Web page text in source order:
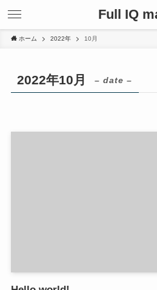
Full IQ
ホーム 2022年 10月
2022年10月 – date –